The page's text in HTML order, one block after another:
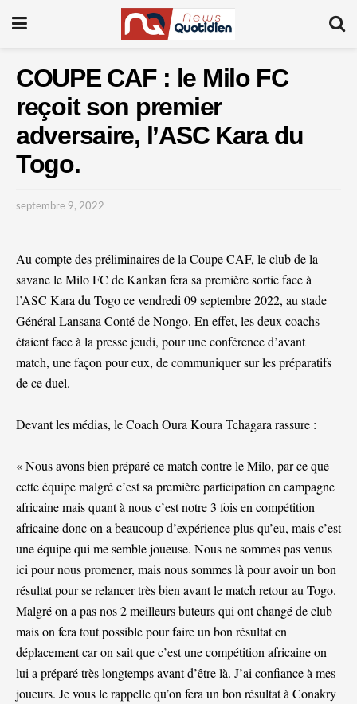
COUPE CAF : le Milo FC
reçoit son premier
adversaire, l’ASC Kara du
Togo.
septembre 9, 2022
Au compte des préliminaires de la Coupe CAF, le club de la
savane le Milo FC de Kankan fera sa première sortie face à
l’ASC Kara du Togo ce vendredi 09 septembre 2022, au stade
Général Lansana Conté de Nongo. En effet, les deux coachs
étaient face à la presse jeudi, pour une conférence d’avant
match, une façon pour eux, de communiquer sur les préparatifs
de ce duel.
Devant les médias, le Coach Oura Koura Tchagara rassure :
« Nous avons bien préparé ce match contre le Milo, par ce que
cette équipe malgré c’est sa première participation en campagne
africaine mais quant à nous c’est notre 3 fois en compétition
africaine donc on a beaucoup d’expérience plus qu’eu, mais c’est
une équipe qui me semble joueuse. Nous ne sommes pas venus
ici pour nous promener, mais nous sommes là pour avoir un bon
résultat pour se relancer très bien avant le match retour au Togo.
Malgré on a pas nos 2 meilleurs buteurs qui ont changé de club
mais on fera tout possible pour faire un bon résultat en
déplacement car on sait que c’est une compétition africaine on
lui a préparé très longtemps avant d’être là. J’ai confiance à mes
joueurs. Je vous le rappelle qu’on fera un bon résultat à Conakry